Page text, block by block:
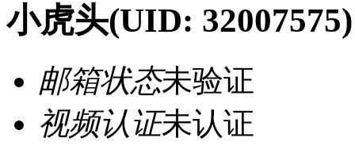
小虎头(UID: 32007575)
邮箱状态未验证
视频认证未认证